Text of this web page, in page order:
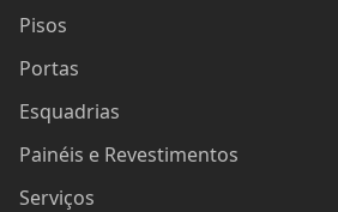
Pisos
Portas
Esquadrias
Painéis e Revestimentos
Serviços